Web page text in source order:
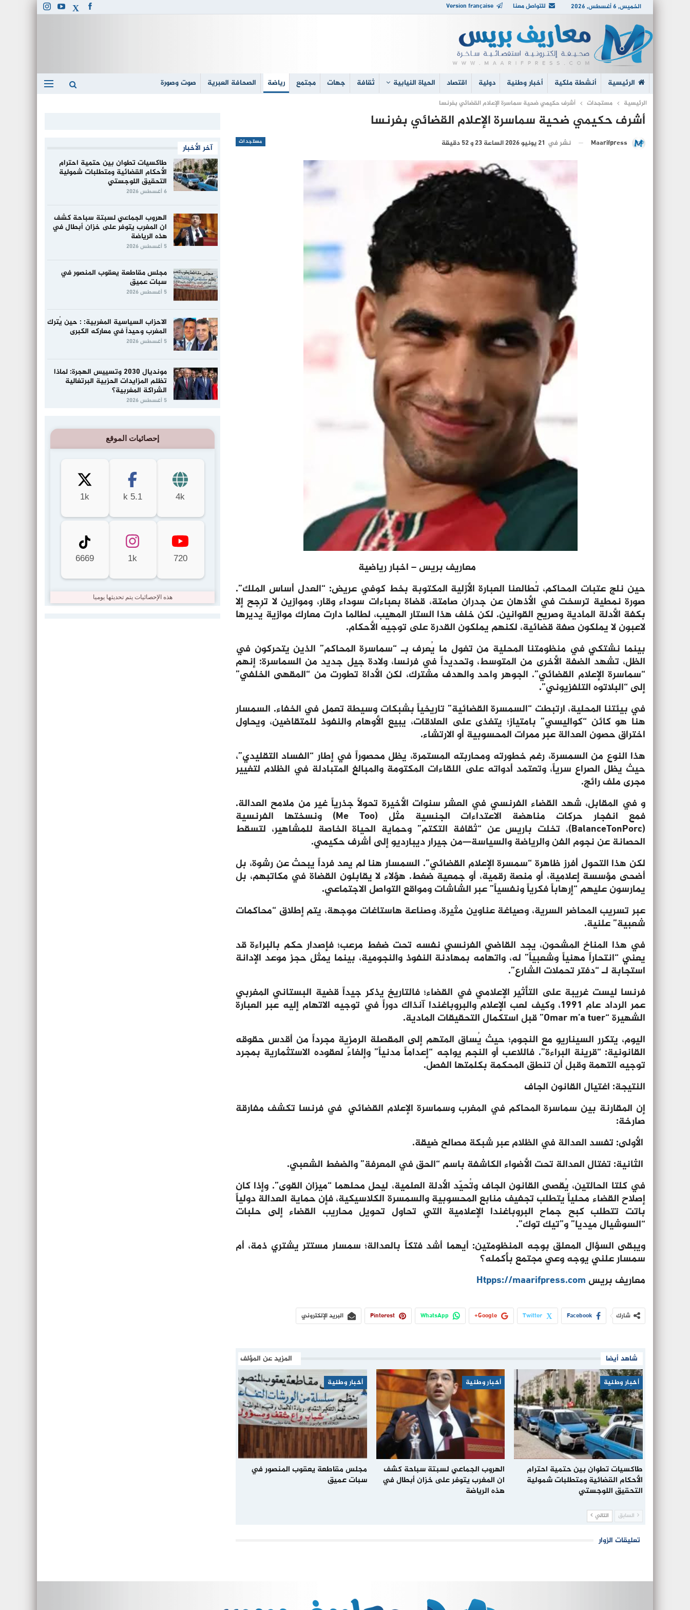
الخميس, 6 أغسطس, 2026 للتواصل معنا Version française
الرئيسية أنشطة ملكية أخبار وطنية دولية اقتصاد الحياة النيابية ثقافة جهات مجتمع رياضة الصحافة العبرية صوت وصورة
الرئيسية مستجدات أشرف حكيمي ضحية سماسرة الإعلام القضائي بفرنسا
أشرف حكيمي ضحية سماسرة الإعلام القضائي بفرنسا
مستجدات Maarifpress نشر في 21 يونيو 2026 الساعة 23 و 52 دقيقة
معاريف بريس – اخبار رياضية
حين نلج عتبات المحاكم، تُطالعنا العبارة الأزلية المكتوبة بخط كوفي عريض: “العدل أساس الملك”.
صورة نمطية ترسخت في الأذهان عن جدران صامتة، قضاة بعباءات سوداء وقار، وموازين لا ترجح إلا
بكفة الأدلة المادية وصريح القوانين. لكن خلف هذا الستار المهيب، لطالما دارت معارك موازية يُديرها
لاعبون لا يملكون صفة قضائية، لكنهم يملكون القدرة على توجيه الأحكام.
بينما نشتكي في منظومتنا المحلية من تغول ما يُعرف بـ “سماسرة المحاكم” الذين يتحركون في
الظل، تشهد الضفة الأخرى من المتوسط، وتحديداً في فرنسا، ولادة جيل جديد من السماسرة: إنهم
“سماسرة الإعلام القضائي”. الجوهر واحد والهدف مشترك، لكن الأداة تطورت من “المقهى الخلفي”
إلى “البلاتوه التلفزيوني”.
في بيئتنا المحلية، ارتبطت “السمسرة القضائية” تاريخياً بشبكات وسيطة تعمل في الخفاء. السمسار
هنا هو كائن “كواليسي” بامتياز؛ يتغذى على العلاقات، يبيع الأوهام والنفوذ للمتقاضين، ويحاول
اختراق حصون العدالة عبر ممرات المحسوبية أو الارتشاء.
هذا النوع من السمسرة، رغم خطورته ومحاربته المستمرة، يظل محصوراً في إطار “الفساد التقليدي”،
حيث يظل الصراع سرياً، وتعتمد أدواته على اللقاءات المكتومة والمبالغ المتبادلة في الظلام لتغيير
مجرى ملف رائج.
و في المقابل، شهد القضاء الفرنسي في العشر سنوات الأخيرة تحولاً جذرياً غير من ملامح العدالة.
فمع انفجار حركات مناهضة الاعتداءات الجنسية مثل (Me Too) ونسختها الفرنسية
(BalanceTonPorc)، تخلت باريس عن “ثقافة التكتم” وحماية الحياة الخاصة للمشاهير، لتسقط
الحصانة عن نجوم الفن والرياضة والسياسة—من جيرار ديبارديو إلى أشرف حكيمي.
لكن هذا التحول أفرز ظاهرة “سمسرة الإعلام القضائي”. السمسار هنا لم يعد فرداً يبحث عن رشوة، بل
أضحى مؤسسة إعلامية، أو منصة رقمية، أو جمعية ضغط. هؤلاء لا يقابلون القضاة في مكاتبهم، بل
يمارسون عليهم “إرهاباً فكرياً ونفسياً” عبر الشاشات ومواقع التواصل الاجتماعي.
عبر تسريب المحاضر السرية، وصياغة عناوين مثيرة، وصناعة هاستاغات موجهة، يتم إطلاق “محاكمات
شعبية” علنية.
في هذا المناخ المشحون، يجد القاضي الفرنسي نفسه تحت ضغط مرعب؛ فإصدار حكم بالبراءة قد
يعني “انتحاراً مهنياً وشعبياً” له، واتهامه بمهادنة النفوذ والنجومية، بينما يمثل حجز موعد الإدانة
استجابة لـ “دفتر تحملات الشارع”.
فرنسا ليست غريبة على التأثير الإعلامي في القضاء؛ فالتاريخ يذكر جيداً قضية البستاني المغربي
عمر الرداد عام 1991، وكيف لعب الإعلام والبروباغندا آنذاك دوراً في توجيه الاتهام إليه عبر العبارة
الشهيرة “Omar m’a tuer” قبل استكمال التحقيقات المادية.
اليوم، يتكرر السيناريو مع النجوم؛ حيث يُساق المتهم إلى المقصلة الرمزية مجرداً من أقدس حقوقه
القانونية: “قرينة البراءة”. فاللاعب أو النجم يواجه “إعداماً مدنياً” وإلغاءً لعقوده الاستثمارية بمجرد
توجيه التهمة وقبل أن تنطق المحكمة بكلمتها الفصل.
النتيجة: اغتيال القانون الجاف
إن المقارنة بين سماسرة المحاكم في المغرب وسماسرة الإعلام القضائي في فرنسا تكشف مفارقة
صارخة:
الأولى: تفسد العدالة في الظلام عبر شبكة مصالح ضيقة.
الثانية: تغتال العدالة تحت الأضواء الكاشفة باسم “الحق في المعرفة” والضغط الشعبي.
في كلتا الحالتين، يُقصى القانون الجاف وتُحيّد الأدلة العلمية، ليحل محلهما “ميزان القوى”. وإذا كان
إصلاح القضاء محلياً يتطلب تجفيف منابع المحسوبية والسمسرة الكلاسيكية، فإن حماية العدالة دولياً
باتت تتطلب كبح جماح البروباغندا الإعلامية التي تحاول تحويل محاريب القضاء إلى حلبات
“السوشيال ميديا” و”تيك توك”.
ويبقى السؤال المعلق بوجه المنظومتين: أيهما أشد فتكاً بالعدالة؛ سمسار مستتر يشتري ذمة، أم
سمسار علني يوجه وعي مجتمع بأكمله؟
معاريف بريسHtpps://maarifpress.com
شارك Facebook
Twitter
Google+
WhatsApp
Pinterest البريد الإلكتروني
شاهد أيضا المزيد عن المؤلف
أخبار وطنية
طاكسيات تطوان بين حتمية احترام
الأحكام القضائية ومتطلبات شمولية
التحقيق اللوجستي
أخبار وطنية
الهروب الجماعي لسبتة سباحة كشف
ان المغرب يتوفر على خزان أبطال في
هذه الرياضة
أخبار وطنية
مجلس مقاطعة يعقوب المنصور في
سبات عميق
السابق التالي
تعليقات الزوار
آخر الأخبار
طاكسيات تطوان بين حتمية احترام
الأحكام القضائية ومتطلبات شمولية
التحقيق اللوجستي
6 أغسطس 2026
الهروب الجماعي لسبتة سباحة كشف
ان المغرب يتوفر على خزان أبطال في
هذه الرياضة
5 أغسطس 2026
مجلس مقاطعة يعقوب المنصور في
سبات عميق
5 أغسطس 2026
الاحزاب السياسية المغربية: : حين يُترك
المغرب وحيداً في معاركه الكبرى
5 أغسطس 2026
مونديال 2030 وتسييس الهجرة: لماذا
تظلم المزايدات الحزبية البرتغالية
الشراكة المغربية؟
5 أغسطس 2026
إحصائيات الموقع
4k
5.1 k
1k
720
1k
6669
هذه الإحصائيات يتم تحديثها يوميا